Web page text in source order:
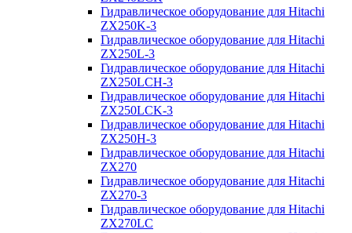
Гидравлическое оборудование для Hitachi
ZX250K-3
Гидравлическое оборудование для Hitachi
ZX250L-3
Гидравлическое оборудование для Hitachi
ZX250LCH-3
Гидравлическое оборудование для Hitachi
ZX250LCK-3
Гидравлическое оборудование для Hitachi
ZX250Н-3
Гидравлическое оборудование для Hitachi
ZX270
Гидравлическое оборудование для Hitachi
ZX270-3
Гидравлическое оборудование для Hitachi
ZX270LC